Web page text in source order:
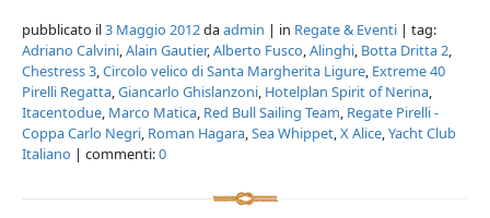
pubblicato il3 Maggio 2012daadmin | in Regate & Eventi | tag:
Adriano Calvini,Alain Gautier,Alberto Fusco,Alinghi, Botta Dritta 2,
Chestress 3,Circolo velico di Santa Margherita Ligure, Extreme 40
Pirelli Regatta,Giancarlo Ghislanzoni, Hotelplan Spirit of Nerina,
Itacentodue, Marco Matica, Red Bull Sailing Team, Regate Pirelli -
Coppa Carlo Negri, Roman Hagara,Sea Whippet,X Alice,Yacht Club
Italiano | commenti:0